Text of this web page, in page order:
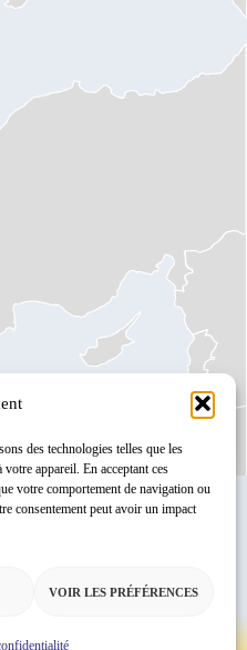
des technologies telles que les
appareil. En acceptant ces
votre comportement de navigation ou
consentement peut avoir un impact
VOIR LES PRÉFÉRENCES